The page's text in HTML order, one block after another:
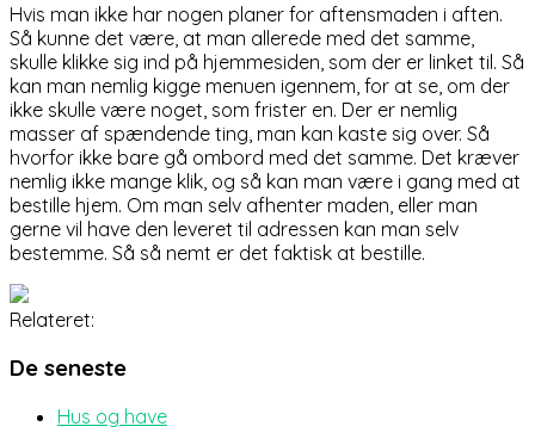
Hvis man ikke har nogen planer for aftensmaden i aften.
Så kunne det være, at man allerede med det samme,
skulle klikke sig ind på hjemmesiden, som der er linket til. Så
kan man nemlig kigge menuen igennem, for at se, om der
ikke skulle være noget, som frister en. Der er nemlig
masser af spændende ting, man kan kaste sig over. Så
hvorfor ikke bare gå ombord med det samme. Det kræver
nemlig ikke mange klik, og så kan man være i gang med at
bestille hjem. Om man selv afhenter maden, eller man
gerne vil have den leveret til adressen kan man selv
bestemme. Så så nemt er det faktisk at bestille.
Relateret:
De seneste
Hus og have